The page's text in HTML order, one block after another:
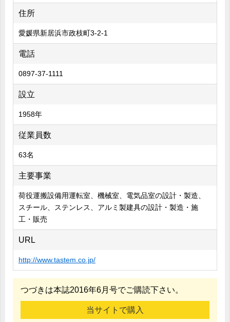
住所
愛媛県新居浜市政枝町3-2-1
電話
0897-37-1111
設立
1958年
従業員数
63名
主要事業
荷役運搬設備用運転室、機械室、電気品室の設計・製造、
スチール、ステンレス、アルミ製建具の設計・製造・施
工・販売
URL
http://www.tastem.co.jp/
つづきは本誌2016年6月号でご購読下さい。
当サイトで購入